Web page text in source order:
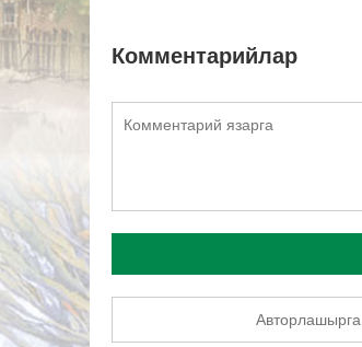
Комментарийлар
Авторлашырга